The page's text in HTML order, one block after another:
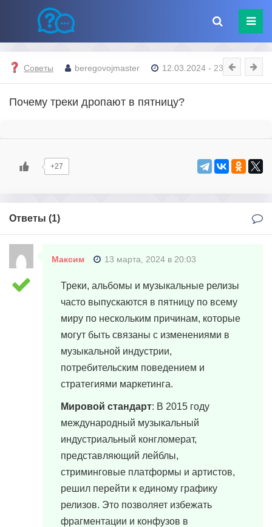
Советы beregovojmaster 12.03.2024 - 23:38
Почему треки дропают в пятницу?
+27
Ответы (1)
Максим 13 марта, 2024 в 20:03
Треки, альбомы и музыкальные релизы
часто выпускаются в пятницу по всему
миру по нескольким причинам, которые
могут быть связаны с изменениями в
музыкальной индустрии,
потребительским поведением и
стратегиями маркетинга.
Мировой стандарт: В 2015 году
международный музыкальный
индустриальный конгломерат,
представляющий лейблы,
стриминговые платформы и артистов,
решил перейти к единому графику
релизов. Это позволяет избежать
фрагментации и конфузов в